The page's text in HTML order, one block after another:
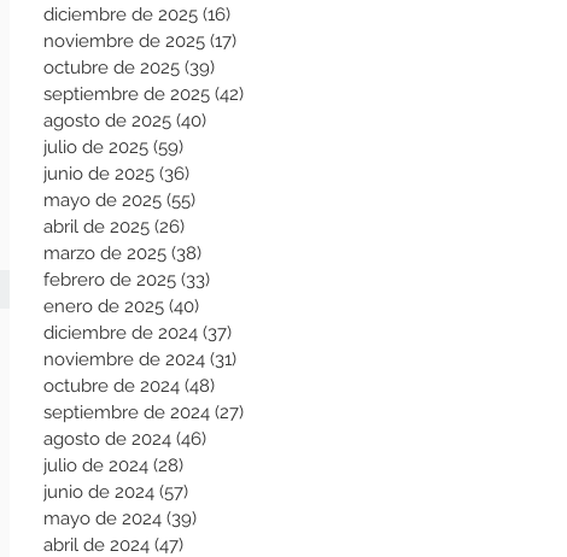
diciembre de 2025 (16)
noviembre de 2025 (17)
octubre de 2025 (39)
septiembre de 2025 (42)
agosto de 2025 (40)
julio de 2025 (59)
junio de 2025 (36)
mayo de 2025 (55)
abril de 2025 (26)
marzo de 2025 (38)
febrero de 2025 (33)
enero de 2025 (40)
diciembre de 2024 (37)
noviembre de 2024 (31)
octubre de 2024 (48)
septiembre de 2024 (27)
agosto de 2024 (46)
julio de 2024 (28)
junio de 2024 (57)
mayo de 2024 (39)
abril de 2024 (47)